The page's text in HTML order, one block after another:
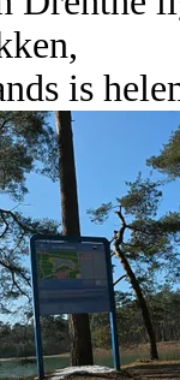
is